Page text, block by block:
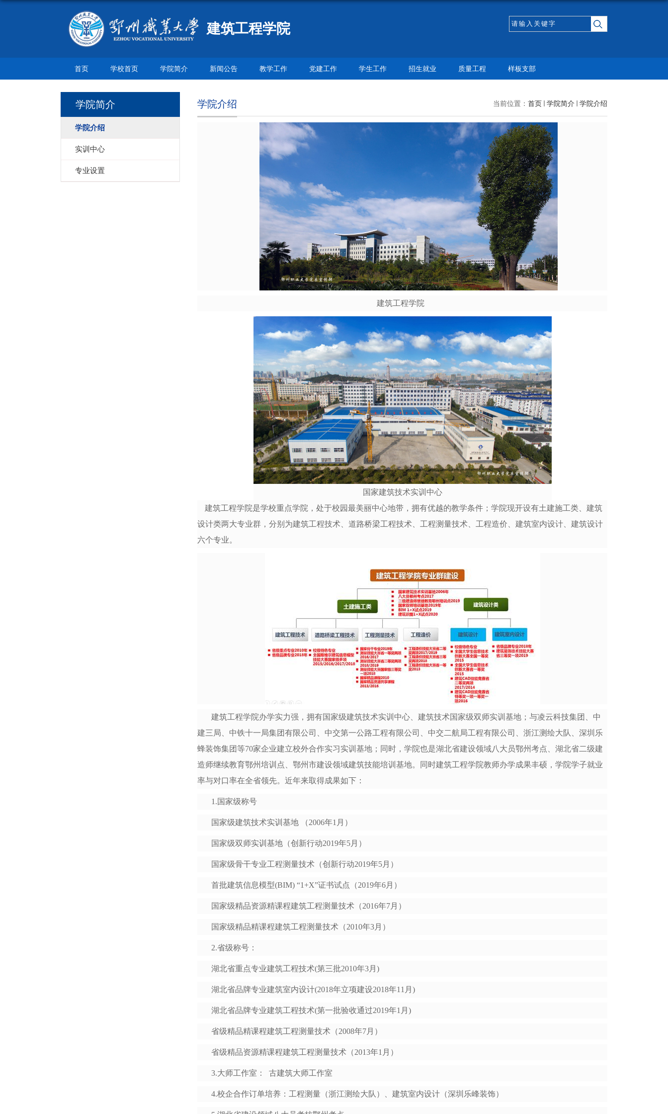
建筑工程学院
首页 学校首页 学院简介 新闻公告 教学工作 党建工作 学生工作 招生就业 质量工程 样板支部
学院简介
学院介绍
实训中心
专业设置
当前位置： 首页 学院简介 学院介绍
学院介绍
建筑工程学院
国家建筑技术实训中心
建筑工程学院是学校重点学院，处于校园最美丽中心地带，拥有优越的教学条件；学院现开设有土建施工类、建筑
设计类两大专业群，分别为建筑工程技术、道路桥梁工程技术、工程测量技术、工程造价、建筑室内设计、建筑设计
六个专业。
建筑工程学院办学实力强，拥有国家级建筑技术实训中心、建筑技术国家级双师实训基地；与凌云科技集团、中
建三局、中铁十一局集团有限公司、中交第一公路工程有限公司、中交二航局工程有限公司、浙江测绘大队、深圳乐
蜂装饰集团等70家企业建立校外合作实习实训基地；同时，学院也是湖北省建设领域八大员鄂州考点、湖北省二级建
造师继续教育鄂州培训点、鄂州市建设领域建筑技能培训基地。同时建筑工程学院教师办学成果丰硕，学院学子就业
率与对口率在全省领先。近年来取得成果如下：
1.国家级称号
国家级建筑技术实训基地 （2006年1月）
国家级双师实训基地（创新行动2019年5月）
国家级骨干专业工程测量技术（创新行动2019年5月）
首批建筑信息模型(BIM) “1+X”证书试点（2019年6月）
国家级精品资源精课程建筑工程测量技术（2016年7月）
国家级精品精课程建筑工程测量技术（2010年3月）
2.省级称号：
湖北省重点专业建筑工程技术(第三批2010年3月)
湖北省品牌专业建筑室内设计(2018年立项建设2018年11月)
湖北省品牌专业建筑工程技术(第一批验收通过2019年1月)
省级精品精课程建筑工程测量技术（2008年7月）
省级精品资源精课程建筑工程测量技术（2013年1月）
3.大师工作室： 古建筑大师工作室
4.校企合作订单培养：工程测量（浙江测绘大队）、建筑室内设计（深圳乐峰装饰）